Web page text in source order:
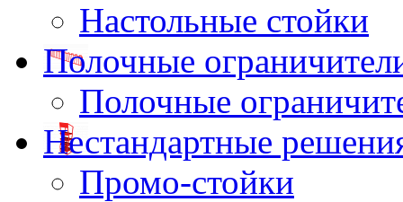
Настольные стойки
Полочные
Полочные
Нестандартные
Промо-стойки